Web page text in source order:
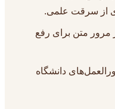
از سرقت علمی.
مرور متن برای رفع
دانشگاه